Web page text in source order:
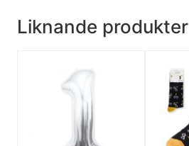
Liknande produkter